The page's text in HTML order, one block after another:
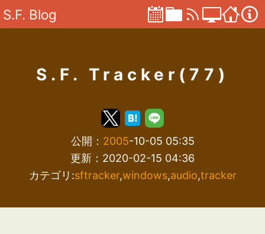
S.F. Blog
S.F. Tracker(77)
公開： 2005-10-05 05:35
更新：2020-02-15 04:36
カテゴリ:sftracker,windows,audio,tracker